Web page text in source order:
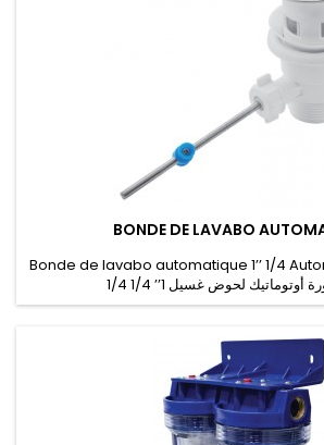
BONDE DE LAVABO
Bonde de lavabo automatique 1’’ 1/4
أوتوماتيك لحوض غسيل 1’’ 1/4